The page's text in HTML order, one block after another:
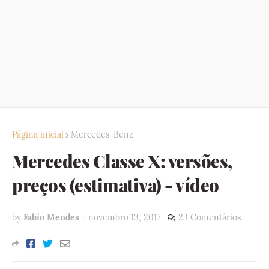
Página inicial Mercedes-Benz
Mercedes Classe X: versões,
preços (estimativa) - vídeo
by Fabio Mendes - novembro 13, 2017 23 Comentários